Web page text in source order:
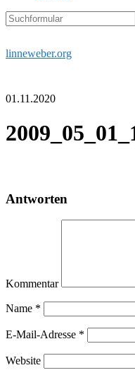
linneweber.org
01.11.2020
Antworten
Kommentar
Name *
E-Mail-Adresse *
Website